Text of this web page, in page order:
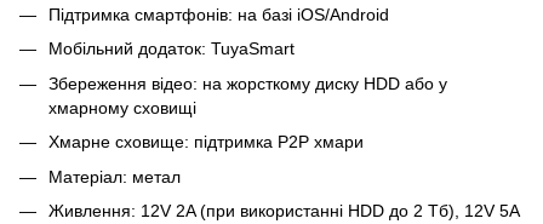
Підтримка смартфонів: на базі iOS/Android
Мобільний додаток: TuyaSmart
Збереження відео: на жорсткому диску HDD або у
хмарному сховищі
Хмарне сховище: підтримка P2P хмари
Матеріал: метал
Живлення: 12V 2A (при використанні HDD до 2 Тб), 12V 5A